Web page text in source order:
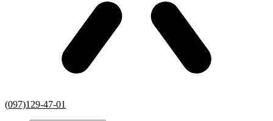
(097)129-47-01